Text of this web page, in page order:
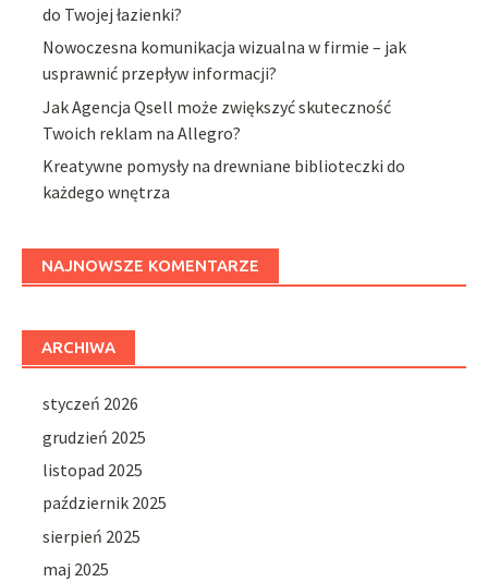
do Twojej łazienki?
Nowoczesna komunikacja wizualna w firmie – jak
usprawnić przepływ informacji?
Jak Agencja Qsell może zwiększyć skuteczność
Twoich reklam na Allegro?
Kreatywne pomysły na drewniane biblioteczki do
każdego wnętrza
NAJNOWSZE KOMENTARZE
ARCHIWA
styczeń 2026
grudzień 2025
listopad 2025
październik 2025
sierpień 2025
maj 2025